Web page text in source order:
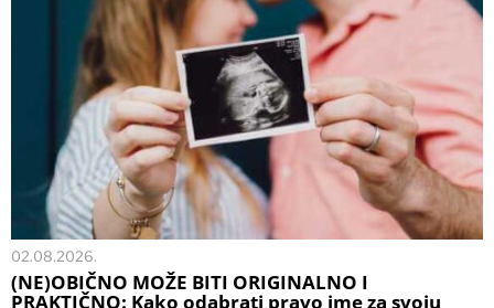
02.08.2026.
(NE)OBIČNO MOŽE BITI ORIGINALNO I
PRAKTIČNO: Kako odabrati pravo ime za svoju